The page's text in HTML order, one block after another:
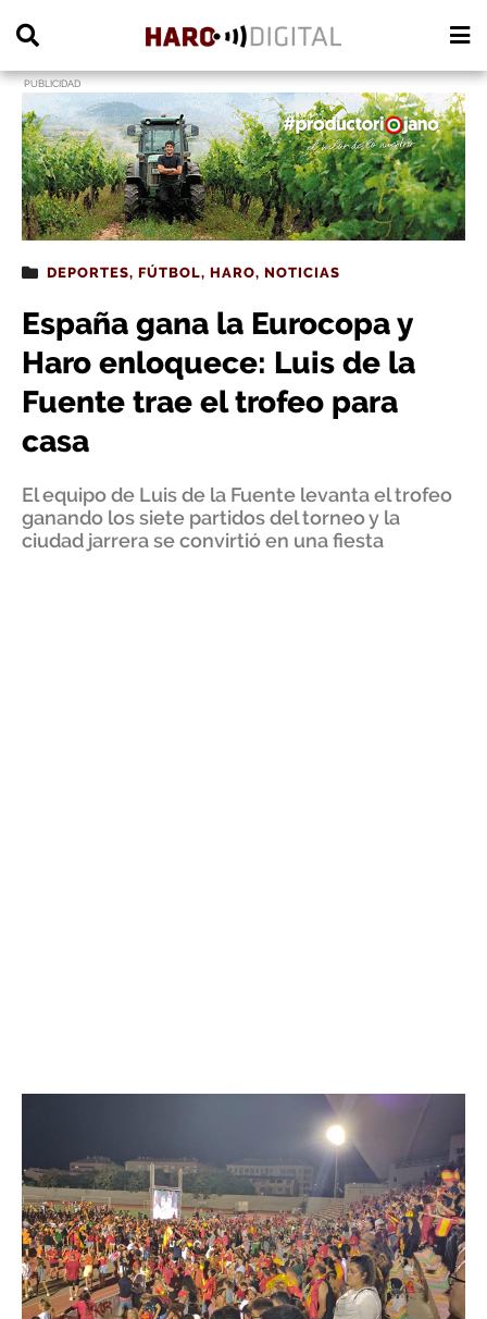
PUBLICIDAD
DEPORTES, FÚTBOL, HARO, NOTICIAS
España gana la Eurocopa y
Haro enloquece: Luis de la
Fuente trae el trofeo para
casa
El equipo de Luis de la Fuente levanta el trofeo
ganando los siete partidos del torneo y la
ciudad jarrera se convirtió en una fiesta